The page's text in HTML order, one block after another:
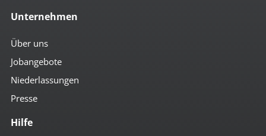
Unternehmen
Über uns
Jobangebote
Niederlassungen
Presse
Hilfe